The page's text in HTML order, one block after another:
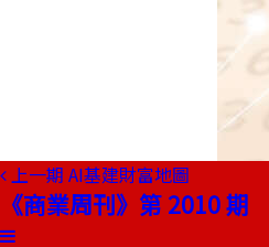
上一期 AI基建財富地圖
《商業周刊》第 2010 期